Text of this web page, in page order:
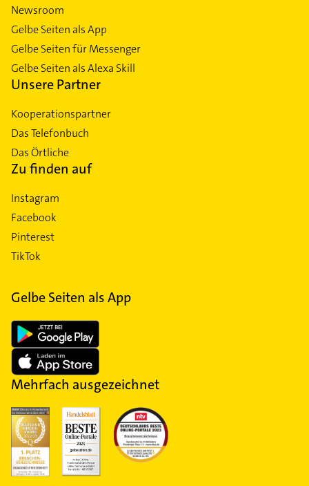
Newsroom
Gelbe Seiten als App
Gelbe Seiten für Messenger
Gelbe Seiten als Alexa Skill
Unsere Partner
Kooperationspartner
Das Telefonbuch
Das Örtliche
Zu finden auf
Instagram
Facebook
Pinterest
TikTok
Gelbe Seiten als App
Mehrfach ausgezeichnet